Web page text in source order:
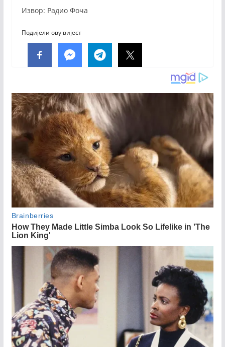
Извор: Радио Фоча
Подијели ову вијест